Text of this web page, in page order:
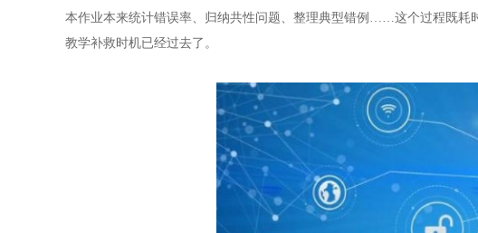
本作业本来统计错误率、归纳共性问题、整理典型错例……这个过程既耗
教学补救时机已经过去了。